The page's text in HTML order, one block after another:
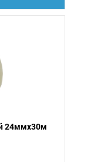
24ммх30м